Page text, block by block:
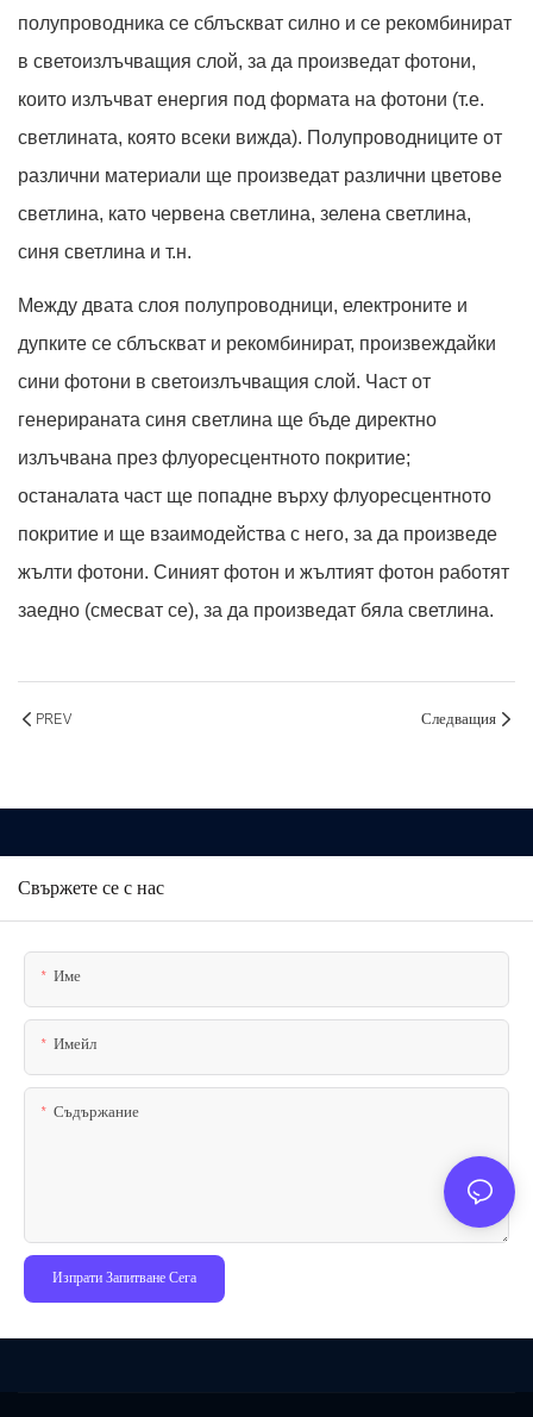
полупроводника се сблъскват силно и се рекомбинират
в светоизлъчващия слой, за да произведат фотони,
които излъчват енергия под формата на фотони (т.е.
светлината, която всеки вижда). Полупроводниците от
различни материали ще произведат различни цветове
светлина, като червена светлина, зелена светлина,
синя светлина и т.н.
Между двата слоя полупроводници, електроните и
дупките се сблъскват и рекомбинират, произвеждайки
сини фотони в светоизлъчващия слой. Част от
генерираната синя светлина ще бъде директно
излъчвана през флуоресцентното покритие;
останалата част ще попадне върху флуоресцентното
покритие и ще взаимодейства с него, за да произведе
жълти фотони. Синият фотон и жълтият фотон работят
заедно (смесват се), за да произведат бяла светлина.
PREV Следващия
Свържете се с нас
Име
Имейл
Съдържание
Изпрати Запитване Сега